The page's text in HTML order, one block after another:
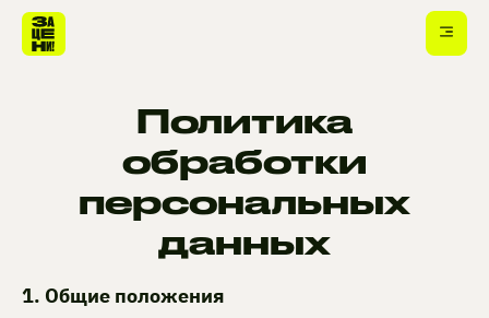
Политика
обработки
персональных
данных
1. Общие положения